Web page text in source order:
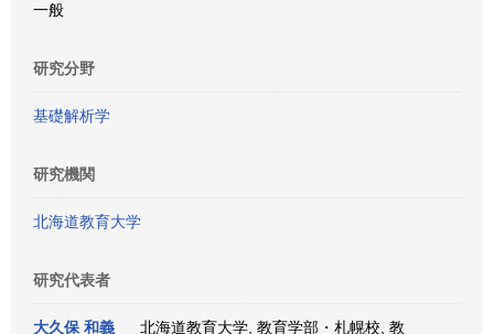
一般
研究分野
基礎解析学
研究機関
北海道教育大学
研究代表者
大久保 和義
北海道教育大学, 教育学部・札幌校, 教